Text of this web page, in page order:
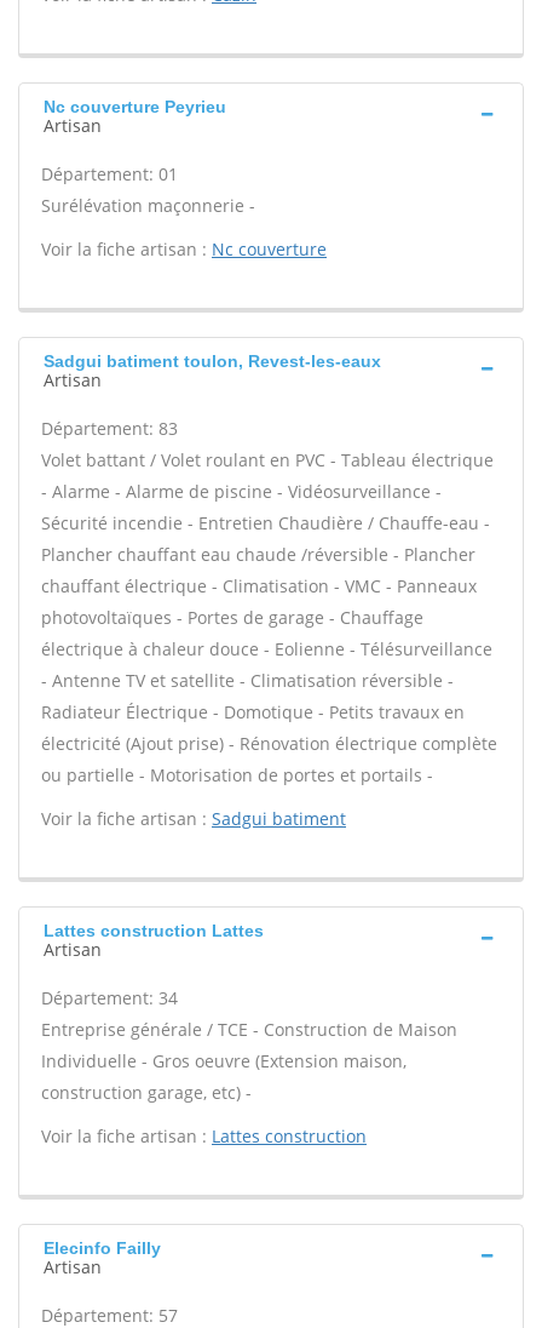
Nc couverture Peyrieu
Artisan
Département: 01
Surélévation maçonnerie -
Voir la fiche artisan : Nc couverture
Sadgui batiment toulon, Revest-les-eaux
Artisan
Département: 83
Volet battant / Volet roulant en PVC - Tableau électrique
- Alarme - Alarme de piscine - Vidéosurveillance -
Sécurité incendie - Entretien Chaudière / Chauffe-eau -
Plancher chauffant eau chaude /réversible - Plancher
chauffant électrique - Climatisation - VMC - Panneaux
photovoltaïques - Portes de garage - Chauffage
électrique à chaleur douce - Eolienne - Télésurveillance
- Antenne TV et satellite - Climatisation réversible -
Radiateur Électrique - Domotique - Petits travaux en
électricité (Ajout prise) - Rénovation électrique complète
ou partielle - Motorisation de portes et portails -
Voir la fiche artisan : Sadgui batiment
Lattes construction Lattes
Artisan
Département: 34
Entreprise générale / TCE - Construction de Maison
Individuelle - Gros oeuvre (Extension maison,
construction garage, etc) -
Voir la fiche artisan : Lattes construction
Elecinfo Failly
Artisan
Département: 57